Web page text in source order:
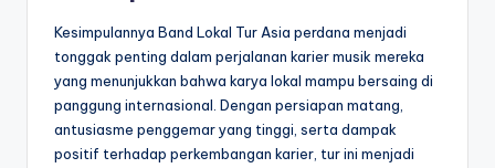
Kesimpulannya Band Lokal Tur Asia perdana menjadi
tonggak penting dalam perjalanan karier musik mereka
yang menunjukkan bahwa karya lokal mampu bersaing di
panggung internasional. Dengan persiapan matang,
antusiasme penggemar yang tinggi, serta dampak
positif terhadap perkembangan karier, tur ini menjadi